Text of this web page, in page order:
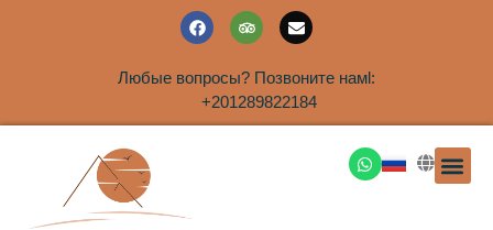
Любые вопросы? Позвоните намl:
+201289822184